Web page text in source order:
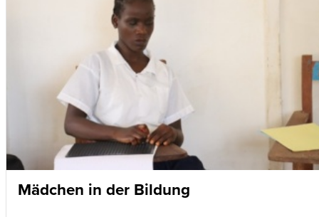
Mädchen in der Bildung